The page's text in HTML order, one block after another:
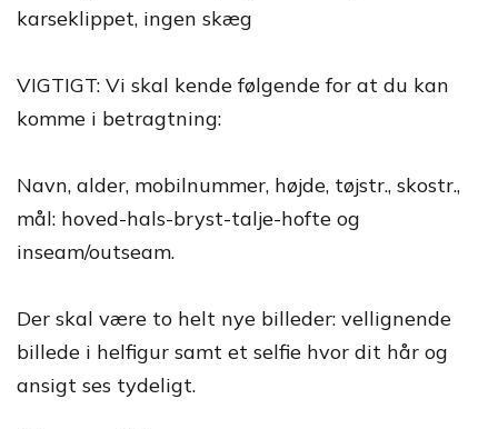
karseklippet, ingen skæg
VIGTIGT: Vi skal kende følgende for at du kan
komme i betragtning:
Navn, alder, mobilnummer, højde, tøjstr., skostr.,
mål: hoved-hals-bryst-talje-hofte og
inseam/outseam.
Der skal være to helt nye billeder: vellignende
billede i helfigur samt et selfie hvor dit hår og
ansigt ses tydeligt.